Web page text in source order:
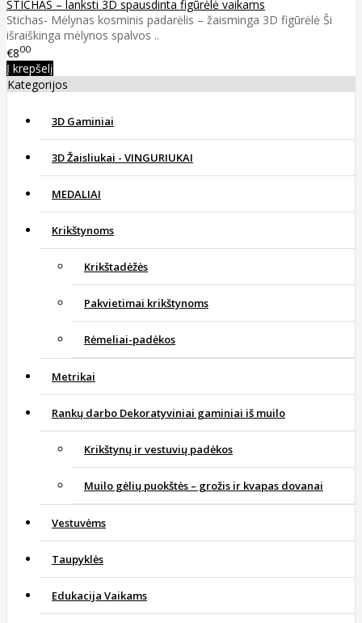
STICHAS – lanksti 3D spausdinta figūrėlė vaikams
Stichas- Mėlynas kosminis padarėlis – žaisminga 3D figūrėlė Ši
išraiškinga mėlynos spalvos ..
€800
Į krepšelį
Kategorijos
3D Gaminiai
3D Žaisliukai - VINGURIUKAI
MEDALIAI
Krikštynoms
Krikštadėžės
Pakvietimai krikštynoms
Rėmeliai-padėkos
Metrikai
Rankų darbo Dekoratyviniai gaminiai iš muilo
Krikštynų ir vestuvių padėkos
Muilo gėlių puokštės – grožis ir kvapas dovanai
Vestuvėms
Taupyklės
Edukacija Vaikams